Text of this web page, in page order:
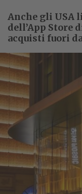
Anche gli USA
dell’App Store
acquisti fuori